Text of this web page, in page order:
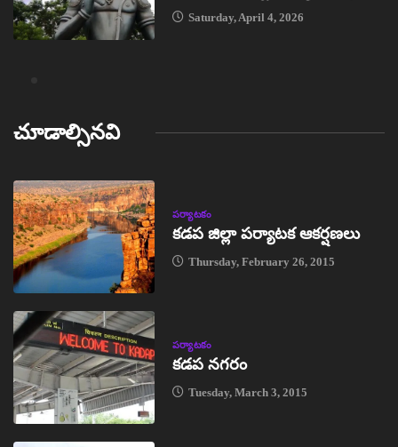
Saturday, April 4, 2026
చూడాల్సినవి
పర్యాటకం
కడప జిల్లా పర్యాటక ఆకర్షణలు
Thursday, February 26, 2015
పర్యాటకం
కడప నగరం
Tuesday, March 3, 2015